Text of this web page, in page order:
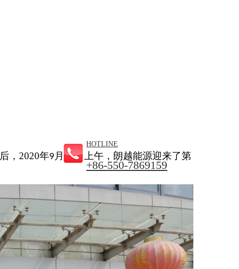
HOTLINE
+86-550-7869159
后，2020年9 月16日上午， 朗越能源迎来了第